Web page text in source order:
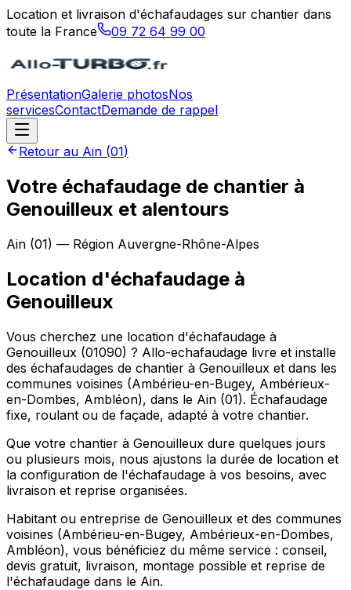
Location et livraison d'échafaudages sur chantier dans
toute la France
09 72 64 99 00
PrésentationGalerie photosNos
servicesContactDemande de rappel
Retour au Ain (01)
Votre échafaudage de chantier à
Genouilleux et alentours
Ain (01) — Région Auvergne-Rhône-Alpes
Location d'échafaudage à
Genouilleux
Vous cherchez une location d'échafaudage à
Genouilleux (01090) ? Allo-echafaudage livre et installe
des échafaudages de chantier à Genouilleux et dans les
communes voisines (Ambérieu-en-Bugey, Ambérieux-
en-Dombes, Ambléon), dans le Ain (01). Échafaudage
fixe, roulant ou de façade, adapté à votre chantier.
Que votre chantier à Genouilleux dure quelques jours
ou plusieurs mois, nous ajustons la durée de location et
la configuration de l'échafaudage à vos besoins, avec
livraison et reprise organisées.
Habitant ou entreprise de Genouilleux et des communes
voisines (Ambérieu-en-Bugey, Ambérieux-en-Dombes,
Ambléon), vous bénéficiez du même service : conseil,
devis gratuit, livraison, montage possible et reprise de
l'échafaudage dans le Ain.